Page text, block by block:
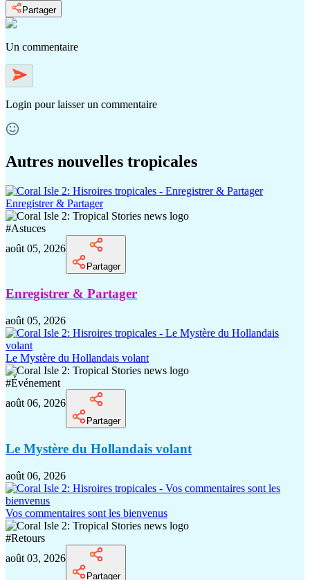
Partager
Un commentaire
Login pour laisser un commentaire
Autres nouvelles tropicales
Enregistrer & Partager
#Astuces
août 05, 2026
Partager
Enregistrer & Partager
août 05, 2026
Le Mystère du Hollandais volant
#Événement
août 06, 2026
Partager
Le Mystère du Hollandais volant
août 06, 2026
Vos commentaires sont les bienvenus
#Retours
août 03, 2026
Partager